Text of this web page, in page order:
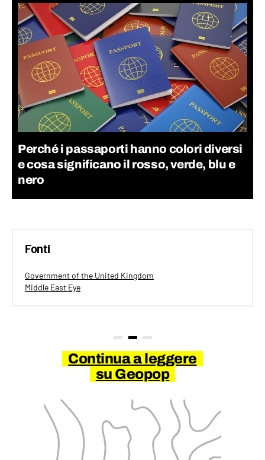
Perché i passaporti hanno colori diversi
e cosa significano il rosso, verde, blu e
nero
Fonti
Government of the United Kingdom
Middle East Eye
Continua a leggere
su Geopop